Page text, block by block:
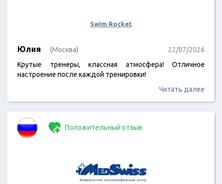
Swim Rocket
Юлия (Москва)
22/07/2026
Крутые тренеры, классная атмосфера! Отличное
настроение после каждой тренировки!
Читать далее
Положительный отзыв